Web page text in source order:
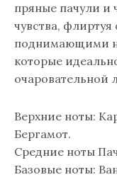
пряные пачули
чувства,
поднимающими
которые
очаровательной
Верхние ноты:
Бергамот.
Средние ноты
Базовые ноты: